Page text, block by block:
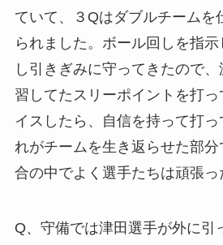
ていて、３Qはダブルチームを
られました。ボール回しを指
し引きぎみに守ってきたので
習してたスリーポイントを打
イスしたら、自信を持って打
れがチームを生き返らせた部
合の中でよく選手たちは頑張っ
Q、守備では津田選手が外に引